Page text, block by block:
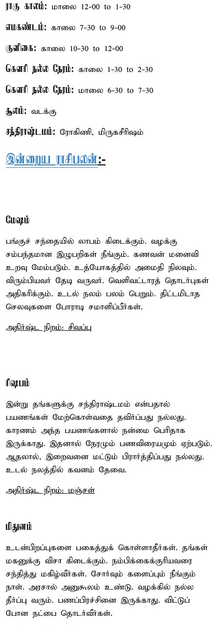
ராகு காலம்: மாலை 12-00 to 1-30
எமகண்டம்: காலை 7-30 to 9-00
குளிகை: காலை 10-30 to 12-00
கௌரி நல்ல நேரம்: காலை 1-30 to 2-30
கௌரி நல்ல நேரம்: மாலை 6-30 to 7-30
சூலம்: வடக்கு
சந்திராஷ்டமம்: ரோகிணி, மிருகசீரிஷம்
இன்றைய ராசிபலன்:-
மேஷம்
பங்குச் சந்தையில் லாபம் கிடைக்கும். வழக்கு
சம்பந்தமான இழுபறிகள் நீங்கும். கணவன் மனைவி
உறவு மேம்படும். உத்யோகத்தில் அமைதி நிலவும்.
விரும்பியவர் தேடி வருவர். வெளிவட்டாரத் தொடர்புகள்
அதிகரிக்கும். உடல் நலம் பலம் பெறும். திட்டமிடாத
செலவுகளை போராடி சமாளிப்பீர்கள்.
அதிர்ஷ்ட நிறம்: சிவப்பு
ரிஷபம்
இன்று தங்களுக்கு சந்திராஷ்டமம் என்பதால்
பயணங்கள் மேற்கொள்வதை தவிர்ப்பது நல்லது.
காரணம் அந்த பயணங்களால் நன்மை பெரிதாக
இருக்காது. இதனால் நேரமும் பணவிரையமும் ஏற்படும்.
ஆதலால், இறைவனை மட்டும் பிரார்த்திப்பது நல்லது.
உடல் நலத்தில் கவனம் தேவை.
அதிர்ஷ்ட நிறம்: மஞ்சள்
மிதுனம்
உடன்பிறப்புகளை பகைத்துக் கொள்ளாதீர்கள். தங்கள்
மகனுக்கு விசா கிடைக்கும். நம்பிக்கைக்குரியவரை
சந்தித்து மகிழ்வீர்கள். சோர்வும் களைப்பும் நீங்கும்
நாள். அரசால் அனுகூலம் உண்டு. வழக்கில் நல்ல
தீர்ப்பு வரும். பணப்பிரச்சினை இருக்காது. விட்டுப்
போன நட்பை தொடர்வீர்கள்.